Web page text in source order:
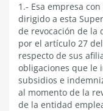
1.- Esa empresa
dirigido a esta
de revocación de la
por el artículo 27
respecto de sus
obligaciones que le
subsidios e
al momento de la
de la entidad